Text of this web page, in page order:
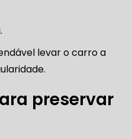
levar o carro a
preservar